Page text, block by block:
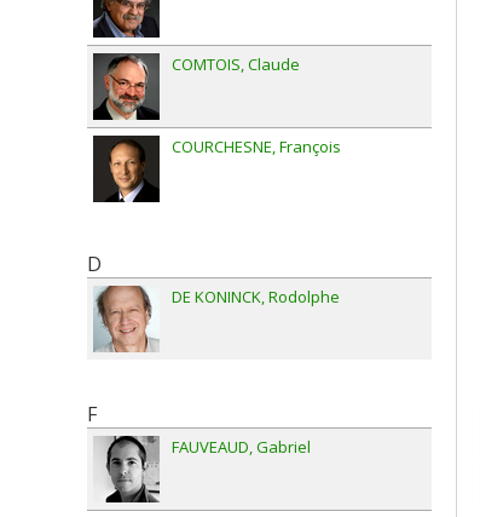
COMTOIS Claude
COURCHESNE François
D
DE KONINCK Rodolphe
F
FAUVEAUD Gabriel